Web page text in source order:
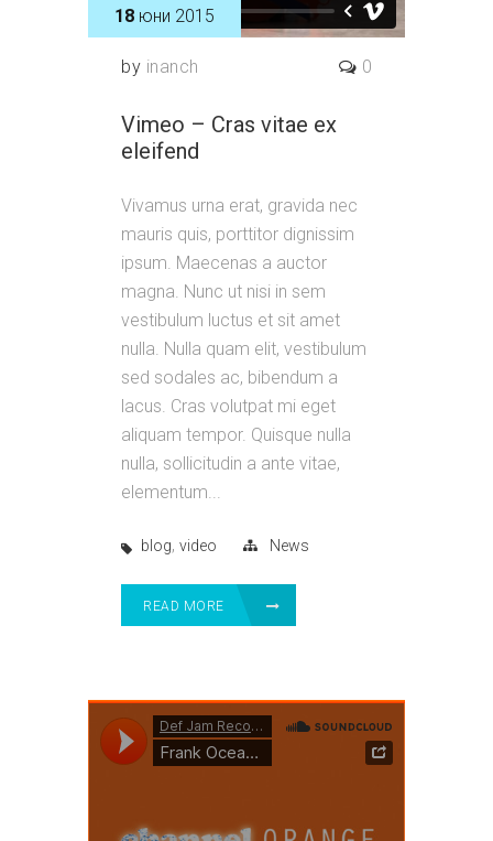
18 юни 2015
by inanch 0
Vimeo – Cras vitae ex
eleifend
Vivamus urna erat, gravida nec
mauris quis, porttitor dignissim
ipsum. Maecenas a auctor
magna. Nunc ut nisi in sem
vestibulum luctus et sit amet
nulla. Nulla quam elit, vestibulum
sed sodales ac, bibendum a
lacus. Cras volutpat mi eget
aliquam tempor. Quisque nulla
nulla, sollicitudin a ante vitae,
elementum...
blog, video News
READ MORE